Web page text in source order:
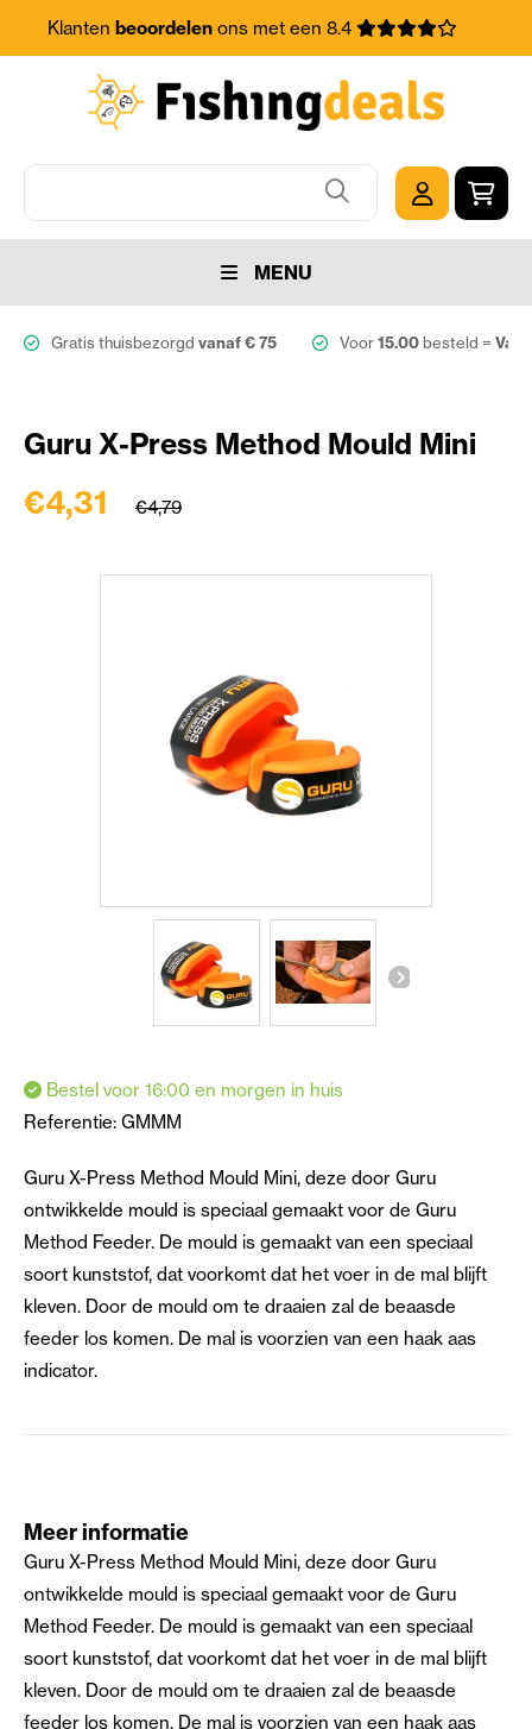
Klanten beoordelenons met een 8.4
MENU
Gratis thuisbezorgd vanaf € 75 Voor15.00besteld =
Guru X-Press Method Mould Mini
€4,31 €4,79
Bestel voor 16:00 en morgen in huis
Referentie: GMMM
Guru X-Press Method Mould Mini, deze door Guru
ontwikkelde mould is speciaal gemaakt voor de Guru
Method Feeder. De mould is gemaakt van een speciaal
soort kunststof, dat voorkomt dat het voer in de mal blijft
kleven. Door de mould om te draaien zal de beaasde
feeder los komen. De mal is voorzien van een haak aas
indicator.
Meer informatie
Guru X-Press Method Mould Mini, deze door Guru
ontwikkelde mould is speciaal gemaakt voor de Guru
Method Feeder. De mould is gemaakt van een speciaal
soort kunststof, dat voorkomt dat het voer in de mal blijft
kleven. Door de mould om te draaien zal de beaasde
feeder los komen. De mal is voorzien van een haak aas